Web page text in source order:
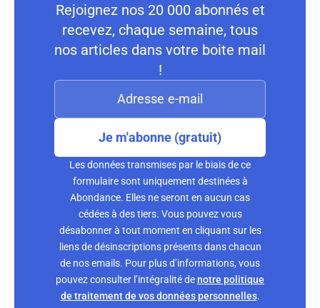
Rejoignez nos 20 000 abonnés et
recevez, chaque semaine, tous
nos articles dans votre boite mail
!
Je m'abonne (gratuit)
Les données transmises par le biais de ce
formulaire sont uniquement destinées à
Abondance. Elles ne seront en aucun cas
cédées à des tiers. Vous pouvez vous
désabonner à tout moment en cliquant sur les
liens de désinscriptions présents dans chacun
de nos emails. Pour plus d’informations, vous
pouvez consulter l’intégralité denotre politique
de traitement de vos données personnelles.